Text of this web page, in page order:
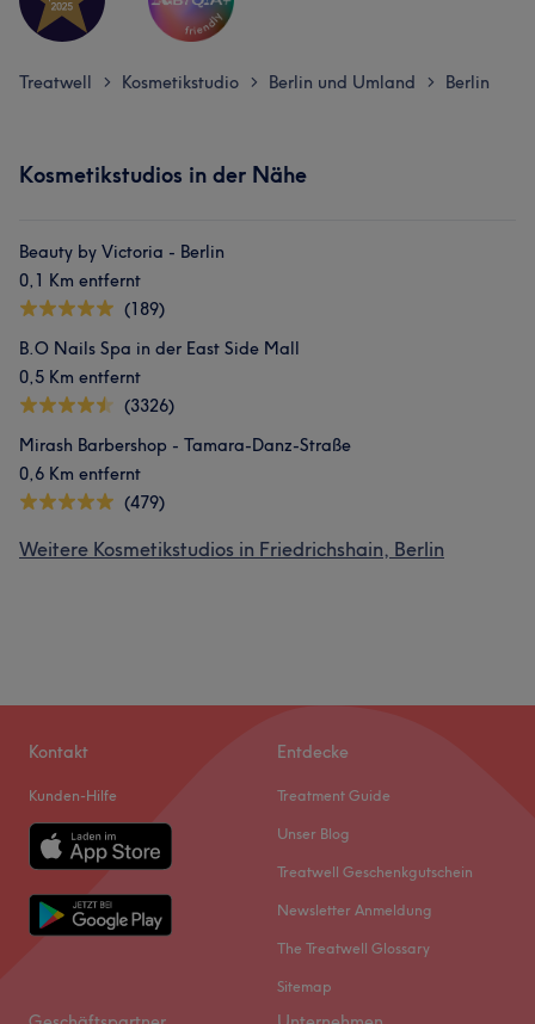
Treatwell > Kosmetikstudio > Berlin und Umland > Berlin
Kosmetikstudios in der Nähe
Beauty by Victoria - Berlin
0,1 Km entfernt
(189)
B.O Nails Spa in der East Side Mall
0,5 Km entfernt
(3326)
Mirash Barbershop - Tamara-Danz-Straße
0,6 Km entfernt
(479)
Weitere Kosmetikstudios in Friedrichshain, Berlin
Kontakt
Kunden-Hilfe
Entdecke
Treatment Guide
Unser Blog
Treatwell Geschenkgutschein
Newsletter Anmeldung
The Treatwell Glossary
Sitemap